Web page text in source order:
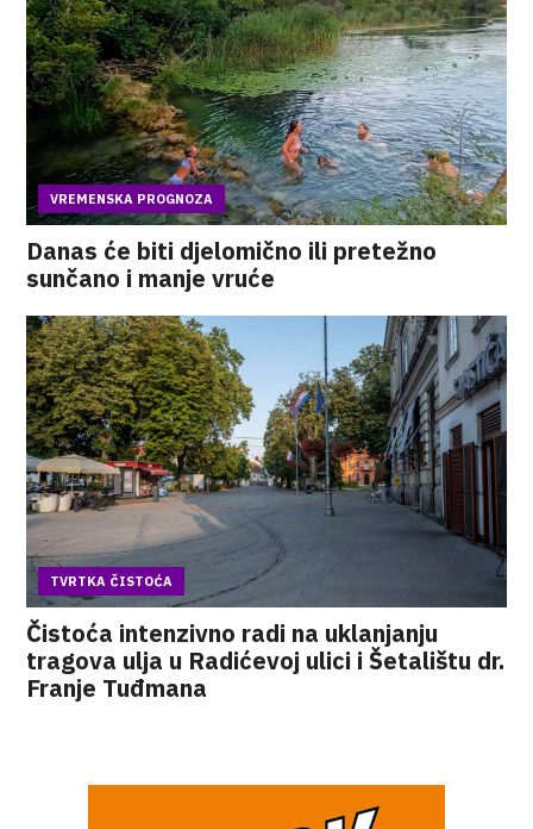
VREMENSKA PROGNOZA
Danas će biti djelomično ili pretežno
sunčano i manje vruće
TVRTKA ČISTOĆA
Čistoća intenzivno radi na uklanjanju
tragova ulja u Radićevoj ulici i Šetalištu dr.
Franje Tuđmana